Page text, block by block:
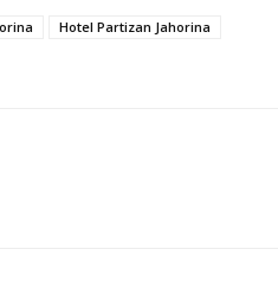
Hotel Partizan Jahorina